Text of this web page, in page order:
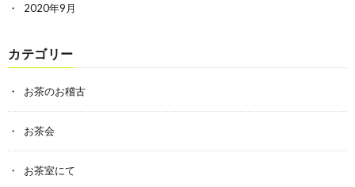
2020年9月
カテゴリー
お茶のお稽古
お茶会
お茶室にて